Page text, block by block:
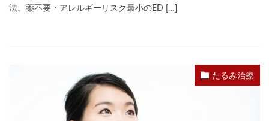
法。薬不要・アレルギーリスク最小のED […]
たるみ治療